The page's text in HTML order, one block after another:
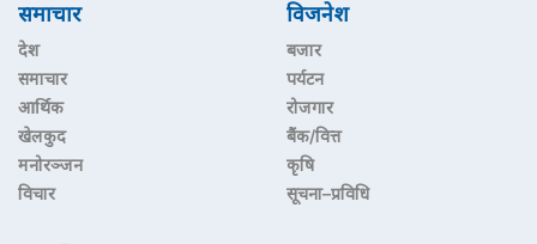
समाचार
देश
समाचार
आर्थिक
खेलकुद
मनोरञ्जन
विचार
विजनेश
बजार
पर्यटन
रोजगार
बैंक/वित्त
कृषि
सूचना–प्रविधि